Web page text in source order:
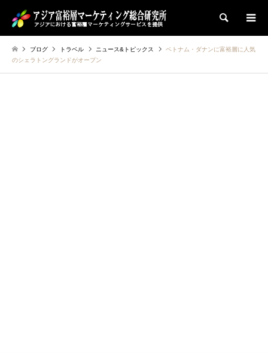
検索
ブログ トラベル ニュース&トピックス
ベトナム・ダナンに富裕層に人気
のシェラトングランドがオープン